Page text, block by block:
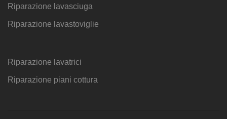
Riparazione lavasciuga
Riparazione lavastoviglie
Riparazione lavatrici
Riparazione piani cottura